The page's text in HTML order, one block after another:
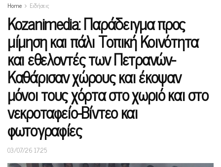
Home Ειδήσεις
Kozanimedia: Παράδειγμα προς
μίμηση και πάλι Τοπική Κοινότητα
και εθελοντές των Πετρανών-
Καθάρισαν χώρους και έκοψαν
μόνοι τους χόρτα στο χωριό και στο
νεκροταφείο-Βίντεο και
φωτογραφίες
03/07/26 17:25